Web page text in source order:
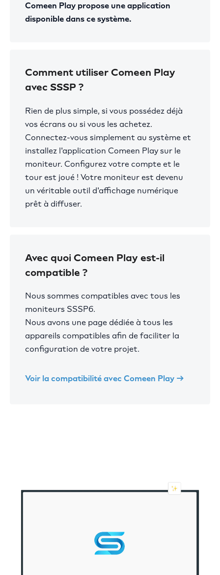
Comeen Play propose une application
disponible dans ce système.
Comment utiliser Comeen Play
avec SSSP ?
Rien de plus simple, si vous possédez déjà
vos écrans ou si vous les achetez.
Connectez-vous simplement au système et
installez l'application Comeen Play sur le
moniteur. Configurez votre compte et le
tour est joué ! Votre moniteur est devenu
un véritable outil d'affichage numérique
prêt à diffuser.
Avec quoi Comeen Play est-il
compatible ?
Nous sommes compatibles avec tous les
moniteurs SSSP6.
Nous avons une page dédiée à tous les
appareils compatibles afin de faciliter la
configuration de votre projet.
Voir la compatibilité avec Comeen Play →